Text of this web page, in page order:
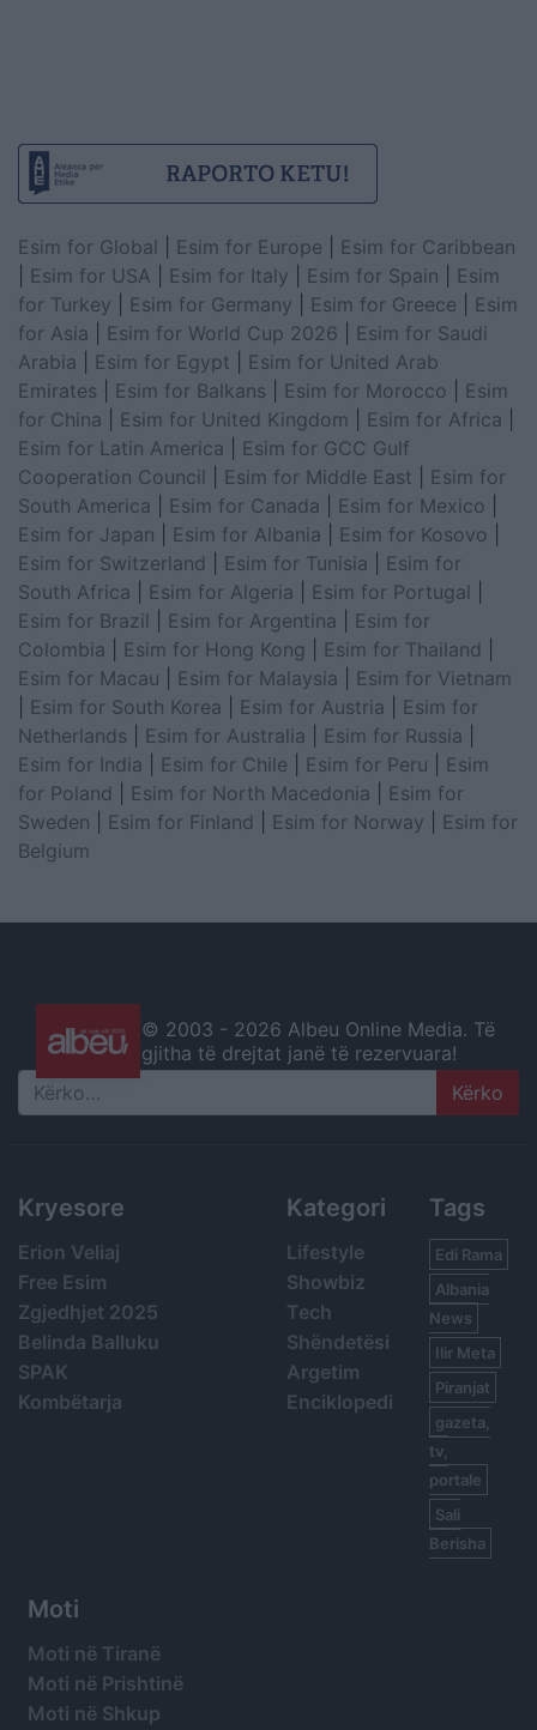
Esim for Global Esim for Europe
Esim for Caribbean
Esim for USA Esim for Italy Esim for Spain
Esim
for Turkey
Esim for Germany Esim for Greece
Esim
for Asia
Esim for World Cup 2026
Esim for Saudi
Arabia
Esim for Egypt
Esim for United Arab
Emirates
Esim for Balkans Esim for Morocco
Esim
for China
Esim for United Kingdom Esim for Africa
Esim for Latin America
Esim for GCC Gulf
Cooperation Council
Esim for Middle East
Esim for
South America
Esim for Canada Esim for Mexico
Esim for Japan
Esim for Albania Esim for Kosovo
Esim for Switzerland
Esim for Tunisia
Esim for
South Africa
Esim for Algeria Esim for Portugal
Esim for Brazil
Esim for Argentina
Esim for
Colombia
Esim for Hong Kong Esim for Thailand
Esim for Macau
Esim for Malaysia
Esim for Vietnam
Esim for South Korea Esim for Austria
Esim for
Netherlands
Esim for Australia Esim for Russia
Esim for India
Esim for Chile Esim for Peru
Esim
for Poland
Esim for North Macedonia
Esim for
Sweden
Esim for Finland Esim for Norway
Esim for
Belgium
© 2003 - 2026 Albeu Online Media. Të
gjitha të drejtat janë të rezervuara!
Search
Kryesore
Erion Veliaj
Free Esim
Zgjedhjet 2025
Belinda Balluku
SPAK
Kombëtarja
Kategori
Lifestyle
Showbiz
Tech
Shëndetësi
Argetim
Enciklopedi
Tags
Edi Rama
Albania
News
Ilir Meta
Piranjat
gazeta,
tv,
portale
Sali
Berisha
Moti
Moti në Tiranë
Moti në Prishtinë
Moti në Shkup